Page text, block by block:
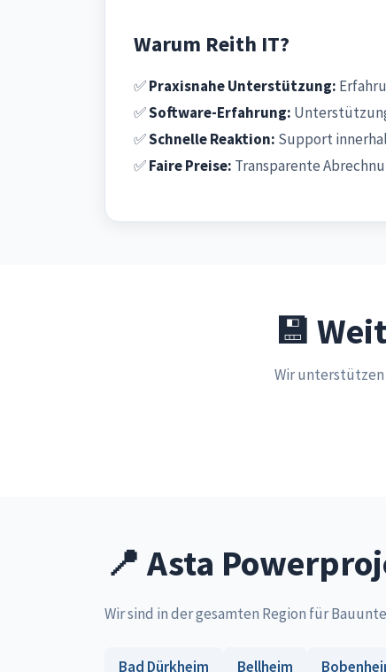
Warum Reith IT?
✅Praxisnahe Unterstützung:
✅Software-Erfahrung:
✅Schnelle Reaktion: Support
✅Faire Preise: Transparente
💾
Wir unterstützen
📍 Asta
Wir sind in der gesamten Region für
Bad Dürkheim Bellheim